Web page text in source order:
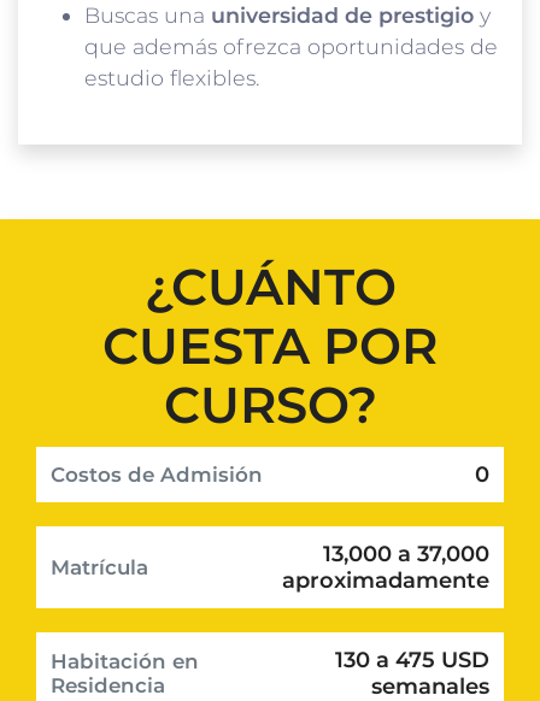
Buscas una universidad de prestigio y
que además ofrezca oportunidades de
estudio flexibles.
¿CUÁNTO
CUESTA POR
CURSO?
Costos de Admisión 0
Matrícula
13,000 a 37,000
aproximadamente
Habitación en
Residencia
130 a 475 USD
semanales